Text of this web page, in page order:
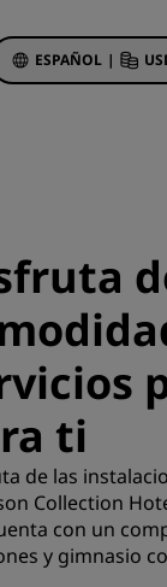
ESPAÑOL |
Ofertas
A la
Ofertas
Reservar
Ideas de
Hoteles
Rad Pets
ti
de las
Collection
con un
y gimnasio